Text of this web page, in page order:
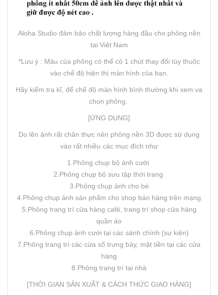
Aloha Studio đảm bảo chất lượng hàng đầu cho phông nền
tại Việt Nam
*Lưu ý : Màu của phông có thể có 1 chút thay đổi tùy thuộc
vào chế độ hiện thị màn hình của bạn.
Hãy kiểm tra kĩ, để chế độ màn hình bình thường khi xem va
chọn phông.
[ỨNG DỤNG]
Do lên ảnh rất chân thực nên phông nền 3D được sử dụng
vào rất nhiều các mục đích như
1.Phông chụp bộ ảnh cưới
2.Phông chụp bộ sưu tập thời trang
3.Phông chụp ảnh cho bé
4.Phông chụp ảnh sản phẩm cho shop bán hàng trên mạng
5.Phông trang trí cửa hàng café, trang trí shop cửa hàng
quần áo
6.Phông chụp ảnh cưới tại các sảnh chính (sự kiện)
7.Phông trang trí các cửa sổ trưng bày, mặt tiền tại các cửa
hàng
8.Phông trang trí tại nhà
[THỜI GIAN SẢN XUẤT & CÁCH THỨC GIAO HÀNG]